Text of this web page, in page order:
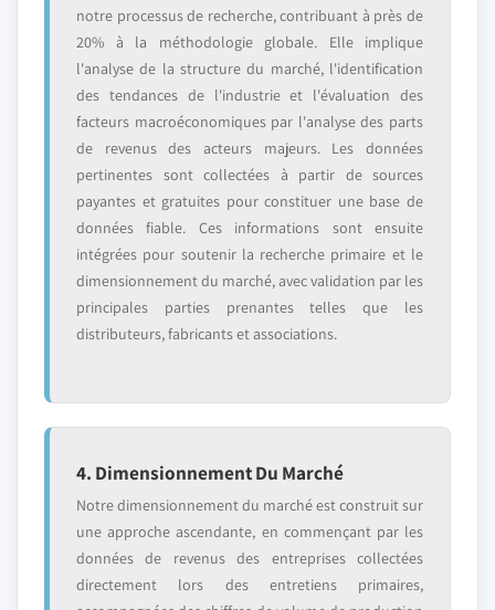
notre processus de recherche, contribuant à près de
20% à la méthodologie globale. Elle implique
l'analyse de la structure du marché, l'identification
des tendances de l'industrie et l'évaluation des
facteurs macroéconomiques par l'analyse des parts
de revenus des acteurs majeurs. Les données
pertinentes sont collectées à partir de sources
payantes et gratuites pour constituer une base de
données fiable. Ces informations sont ensuite
intégrées pour soutenir la recherche primaire et le
dimensionnement du marché, avec validation par les
principales parties prenantes telles que les
distributeurs, fabricants et associations.
4. Dimensionnement Du Marché
Notre dimensionnement du marché est construit sur
une approche ascendante, en commençant par les
données de revenus des entreprises collectées
directement lors des entretiens primaires,